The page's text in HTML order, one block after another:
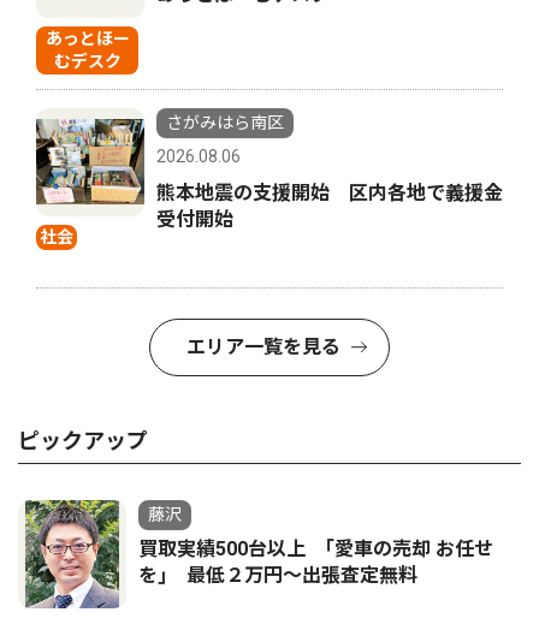
あっとほー
むデスク
社会
さがみはら南区
2026.08.06
熊本地震の支援開始 区内各地で義援金
受付開始
エリア一覧を見る
ピックアップ
藤沢
買取実績500台以上 ｢愛車の売却 お任せ
を｣ 最低２万円〜出張査定無料